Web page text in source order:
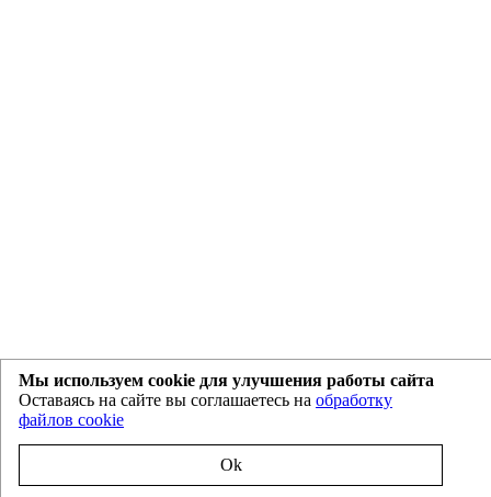
Мы используем cookie для улучшения работы сайта
Оставаясь на сайте вы соглашаетесь на обработку
файлов cookie
Ok